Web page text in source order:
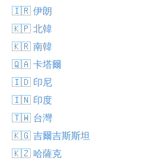
🇮🇷 伊朗
🇰🇵 北韓
🇰🇷 南韓
🇶🇦 卡塔爾
🇮🇩 印尼
🇮🇳 印度
🇹🇼 台灣
🇰🇬 吉爾吉斯斯坦
🇰🇿 哈薩克